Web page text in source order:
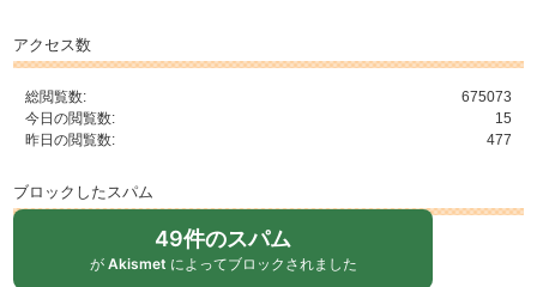
アクセス数
675073
総閲覧数:
15
今日の閲覧数:
477
昨日の閲覧数:
ブロックしたスパム
49件のスパム
が Akismet によってブロックされました